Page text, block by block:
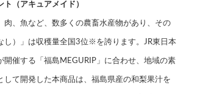
（アキュアメイド）
肉、魚など、数多くの農畜水産物があり、その
し）」は収穫量全国3位※を誇ります。JR東日本
開催する「福島MEGURIP」に合わせ、地域の素
して開発した本商品は、福島県産の和梨果汁を